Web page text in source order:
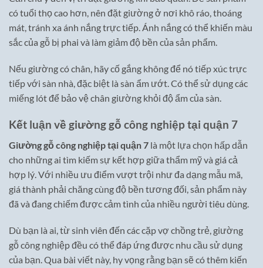
có tuổi thọ cao hơn, nên đặt giường ở nơi khô ráo, thoáng
mát, tránh xa ánh nắng trực tiếp. Ánh nắng có thể khiến màu
sắc của gỗ bị phai và làm giảm độ bền của sản phẩm.
Nếu giường có chân, hãy cố gắng không để nó tiếp xúc trực
tiếp với sàn nhà, đặc biệt là sàn ẩm ướt. Có thể sử dụng các
miếng lót để bảo vệ chân giường khỏi độ ẩm của sàn.
Kết luận về giường gỗ công nghiệp tại quận 7
Giường gỗ công nghiệp tại quận 7 là một lựa chọn hấp dẫn
cho những ai tìm kiếm sự kết hợp giữa thẩm mỹ và giá cả
hợp lý. Với nhiều ưu điểm vượt trội như đa dạng mẫu mã,
giá thành phải chăng cùng độ bền tương đối, sản phẩm này
đã và đang chiếm được cảm tình của nhiều người tiêu dùng.
Dù bạn là ai, từ sinh viên đến các cặp vợ chồng trẻ, giường
gỗ công nghiệp đều có thể đáp ứng được nhu cầu sử dụng
của bạn. Qua bài viết này, hy vọng rằng bạn sẽ có thêm kiến